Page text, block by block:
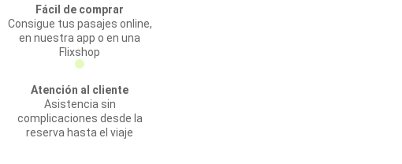
Fácil de comprar
Consigue tus pasajes online,
en nuestra app o en una
Flixshop
Atención al cliente
Asistencia sin
complicaciones desde la
reserva hasta el viaje